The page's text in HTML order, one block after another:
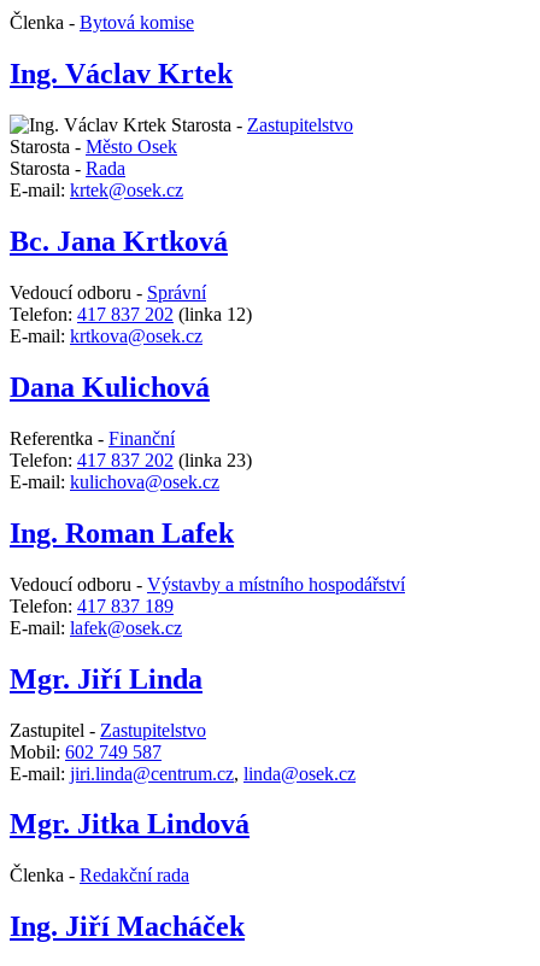
Členka - Bytová komise
Ing. Václav Krtek
Starosta - Zastupitelstvo
Starosta - Město Osek
Starosta - Rada
E-mail: krtek@osek.cz
Bc. Jana Krtková
Vedoucí odboru - Správní
Telefon: 417 837 202 (linka 12)
E-mail: krtkova@osek.cz
Dana Kulichová
Referentka - Finanční
Telefon: 417 837 202 (linka 23)
E-mail: kulichova@osek.cz
Ing. Roman Lafek
Vedoucí odboru - Výstavby a místního hospodářství
Telefon: 417 837 189
E-mail: lafek@osek.cz
Mgr. Jiří Linda
Zastupitel - Zastupitelstvo
Mobil: 602 749 587
E-mail: jiri.linda@centrum.cz, linda@osek.cz
Mgr. Jitka Lindová
Členka - Redakční rada
Ing. Jiří Macháček